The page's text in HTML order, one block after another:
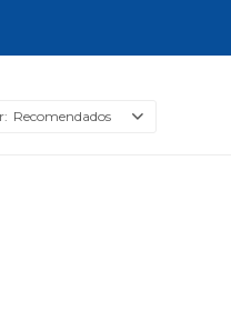
Recomendados